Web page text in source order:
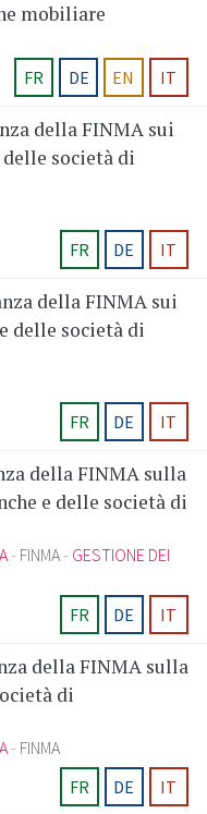
mobiliare
FR
DE EN IT
della FINMA sui
società di
FR
DE IT
della FINMA sui
delle società di
FR
DE IT
della FINMA sulla
e delle società di
FINMA GESTIONE DEI
FR
DE IT
della FINMA sulla
di
FINMA
FR
DE IT